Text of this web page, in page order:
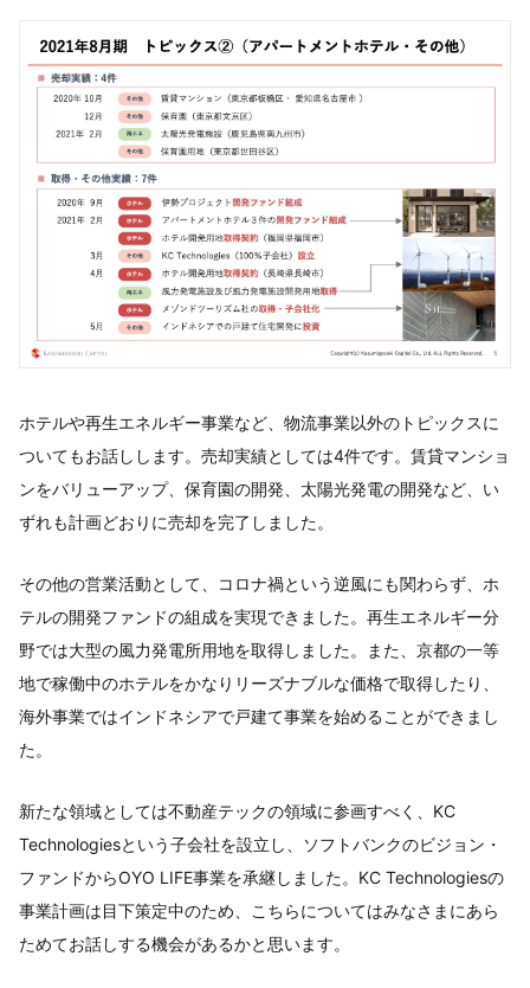
ホテルや再生エネルギー事業など、物流事業以外のトピックスに
ついてもお話しします。売却実績としては4件です。賃貸マンショ
ンをバリューアップ、保育園の開発、太陽光発電の開発など、い
ずれも計画どおりに売却を完了しました。
その他の営業活動として、コロナ禍という逆風にも関わらず、ホ
テルの開発ファンドの組成を実現できました。再生エネルギー分
野では大型の風力発電所用地を取得しました。また、京都の一等
地で稼働中のホテルをかなりリーズナブルな価格で取得したり、
海外事業ではインドネシアで戸建て事業を始めることができまし
た。
新たな領域としては不動産テックの領域に参画すべく、KC
Technologiesという子会社を設立し、ソフトバンクのビジョン・
ファンドからOYO LIFE事業を承継しました。KC Technologiesの
事業計画は目下策定中のため、こちらについてはみなさまにあら
ためてお話しする機会があるかと思います。